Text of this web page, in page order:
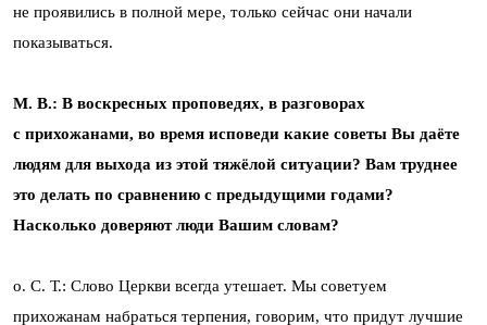
не проявились в полной мере, только сейчас они начали
показываться.
М. В.: В воскресных проповедях, в разговорах
с прихожанами, во время исповеди какие советы Вы даёте
людям для выхода из этой тяжёлой ситуации? Вам труднее
это делать по сравнению с предыдущими годами?
Насколько доверяют люди Вашим словам?
о. С. Т.: Слово Церкви всегда утешает. Мы советуем
прихожанам набраться терпения, говорим, что придут лучшие